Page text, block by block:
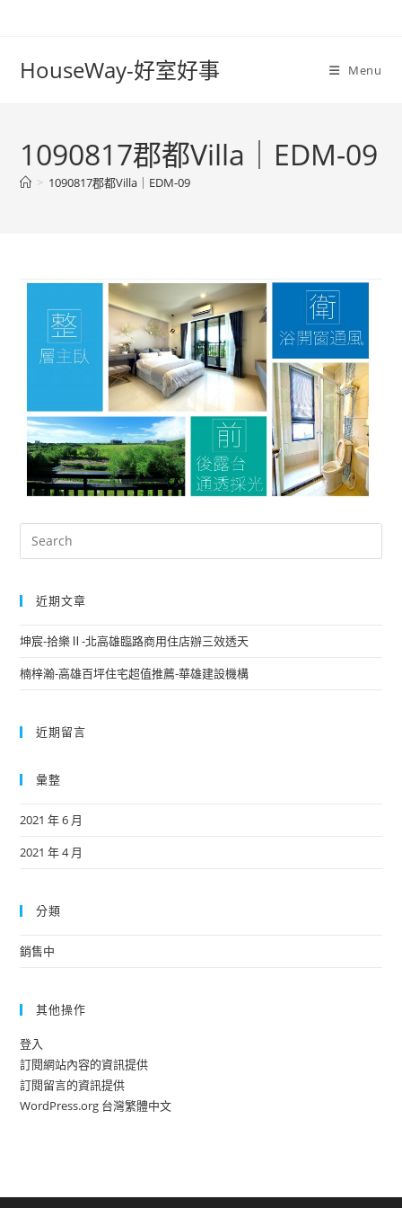
HouseWay-好室好事 Menu
1090817郡都Villa｜EDM-09
> 1090817郡都Villa｜EDM-09
近期文章
坤宸-拾樂Ⅱ-北高雄臨路商用住店辦三效透天
楠梓瀚-高雄百坪住宅超值推薦-華雄建設機構
近期留言
彙整
2021 年 6 月
2021 年 4 月
分類
銷售中
其他操作
登入
訂閱網站內容的資訊提供
訂閱留言的資訊提供
WordPress.org 台灣繁體中文